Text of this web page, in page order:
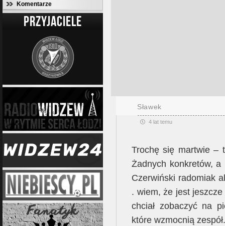
Komentarze
PRZYJACIELE
Sławek
4 lat temu
Trochę się martwie –
Żadnych konkretów,
Czerwiński radomiak
. wiem, że jest
chciał zobaczyć na
które wzmocnią zespół.